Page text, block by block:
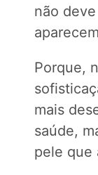
não
Porque,
mais
saúde,
pele que